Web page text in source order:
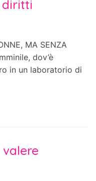
diritti
MA SENZA
dov’è
in un laboratorio di